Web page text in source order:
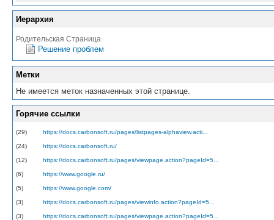
Иерархия
Родительская Страница
Решение проблем
Метки
Не имеется меток назначенных этой странице.
Горячие ссылки
(29) https://docs.carbonsoft.ru/pages/listpages-alphaview.acti...
(24) https://docs.carbonsoft.ru/
(12) https://docs.carbonsoft.ru/pages/viewpage.action?pageId=5...
(6) https://www.google.ru/
(5) https://www.google.com/
(3) https://docs.carbonsoft.ru/pages/viewinfo.action?pageId=5...
(3) https://docs.carbonsoft.ru/pages/viewpage.action?pageId=5...